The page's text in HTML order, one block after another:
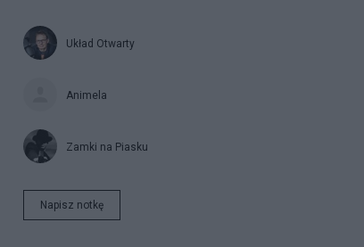
Układ Otwarty
Animela
Zamki na Piasku
Napisz notkę